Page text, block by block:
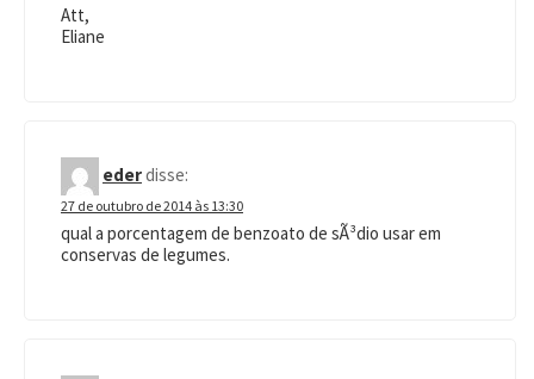
Att,
Eliane
ederdisse:
27 de outubro de 2014 às 13:30
qual a porcentagem de benzoato de sÃ³dio usar em
conservas de legumes.